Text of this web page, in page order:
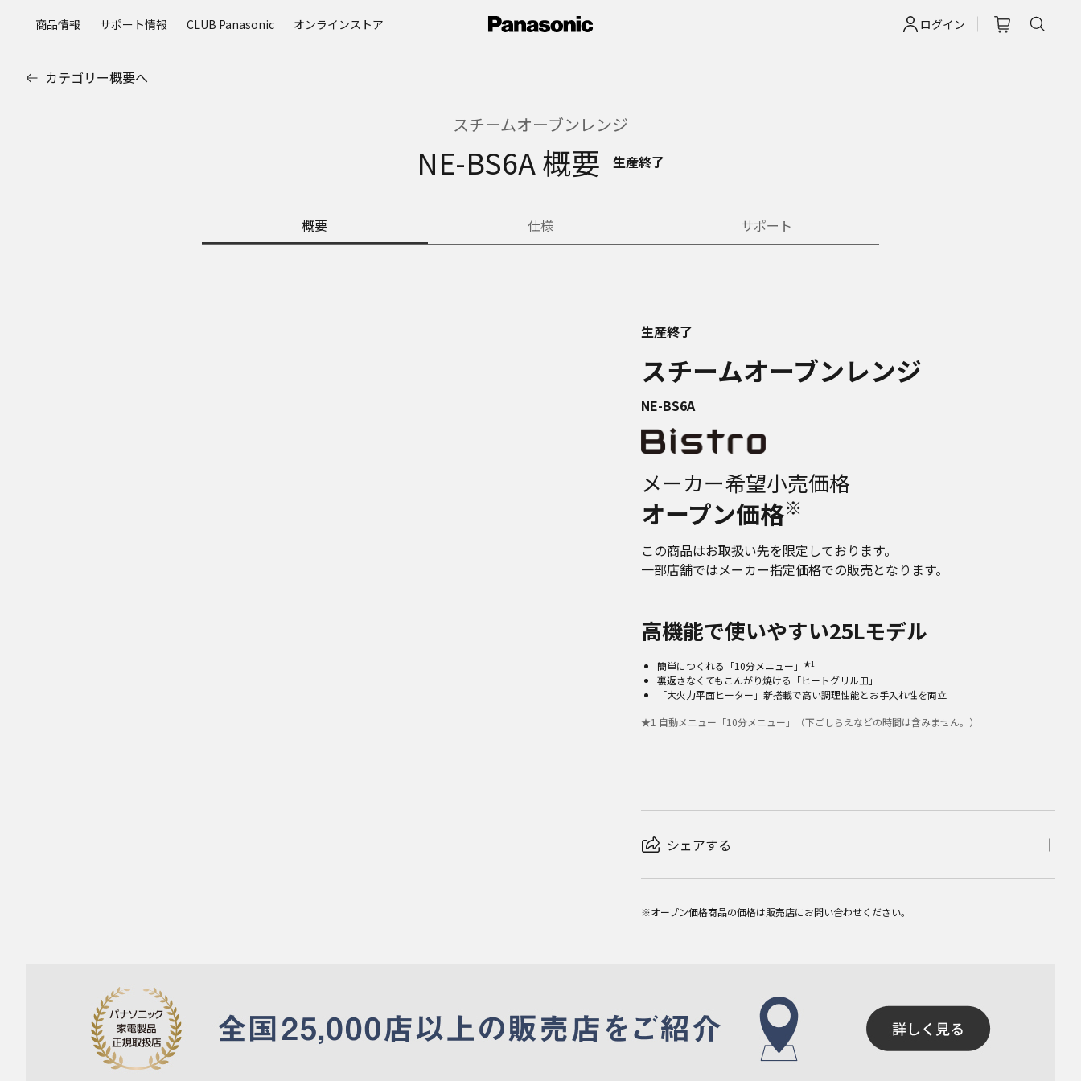
ログイン
商品情報 サポート情報 CLUB Panasonic オンラインストア
カテゴリー概要へ
スチームオーブンレンジ
NE-BS6A 概要 生産終了
概要 仕様 サポート
生産終了
スチームオーブンレンジ
NE-BS6A
メーカー希望小売価格
オープン価格※
この商品はお取扱い先を限定しております。
一部店舗ではメーカー指定価格での販売となります。
高機能で使いやすい25Lモデル
簡単につくれる「10分メニュー」★1
裏返さなくてもこんがり焼ける「ヒートグリル皿」
「大火力平面ヒーター」新搭載で高い調理性能とお手入れ性を両立
★1 自動メニュー「10分メニュー」（下ごしらえなどの時間は含みません。）
シェアする
※オープン価格商品の価格は販売店にお問い合わせください。